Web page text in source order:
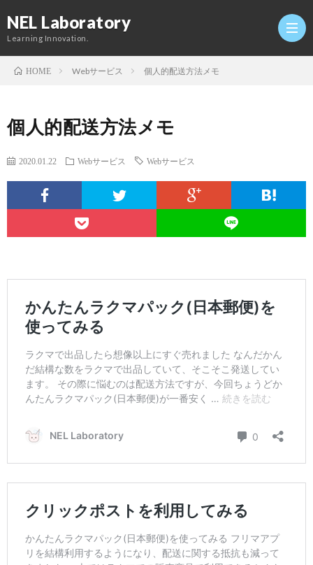
NEL Laboratory
Learning Innovation.
究
HOME Webサービス 個人的配送方法メモ
個人的配送方法メモ
2020.01.22 Webサービス Webサービス